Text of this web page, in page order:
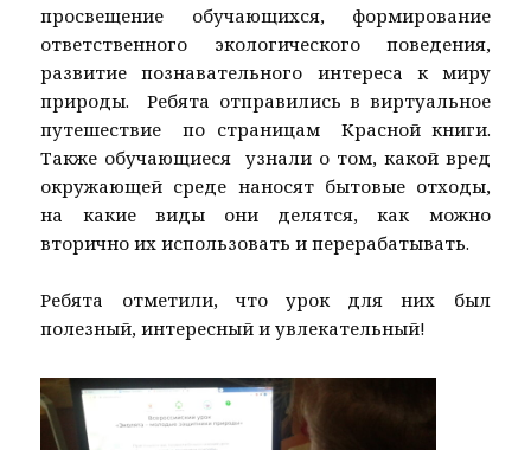
просвещение обучающихся, формирование
ответственного экологического поведения,
развитие познавательного интереса к миру
природы. Ребята отправились в виртуальное
путешествие по страницам Красной книги.
Также обучающиеся узнали о том, какой вред
окружающей среде наносят бытовые отходы,
на какие виды они делятся, как можно
вторично их использовать и перерабатывать.
Ребята отметили, что урок для них был
полезный, интересный и увлекательный!